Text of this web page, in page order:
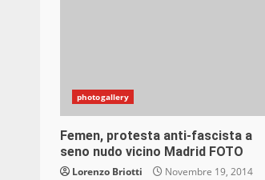
photogallery
Femen, protesta anti-fascista a
seno nudo vicino Madrid FOTO
Lorenzo Briotti Novembre 19, 2014